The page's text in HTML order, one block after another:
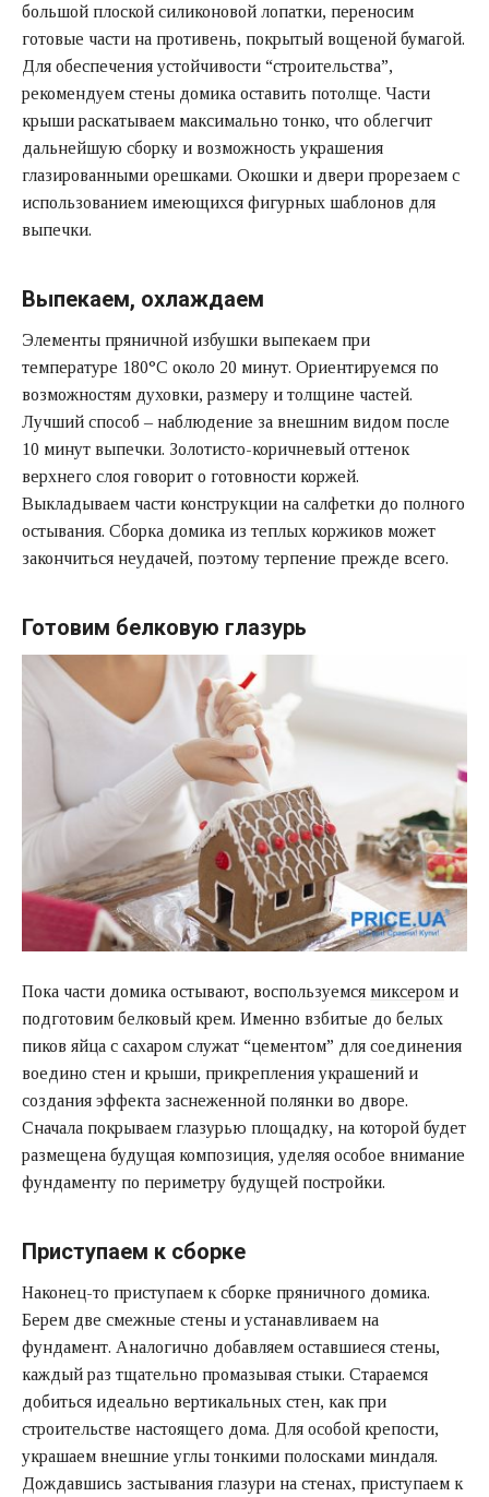
большой плоской силиконовой лопатки, переносим
готовые части на противень, покрытый вощеной бумагой.
Для обеспечения устойчивости “строительства”,
рекомендуем стены домика оставить потолще. Части
крыши раскатываем максимально тонко, что облегчит
дальнейшую сборку и возможность украшения
глазированными орешками. Окошки и двери прорезаем с
использованием имеющихся фигурных шаблонов для
выпечки.
Выпекаем, охлаждаем
Элементы пряничной избушки выпекаем при
температуре 180°С около 20 минут. Ориентируемся по
возможностям духовки, размеру и толщине частей.
Лучший способ – наблюдение за внешним видом после
10 минут выпечки. Золотисто-коричневый оттенок
верхнего слоя говорит о готовности коржей.
Выкладываем части конструкции на салфетки до полного
остывания. Сборка домика из теплых коржиков может
закончиться неудачей, поэтому терпение прежде всего.
Готовим белковую глазурь
Пока части домика остывают, воспользуемся миксером и
подготовим белковый крем. Именно взбитые до белых
пиков яйца с сахаром служат “цементом” для соединения
воедино стен и крыши, прикрепления украшений и
создания эффекта заснеженной полянки во дворе.
Сначала покрываем глазурью площадку, на которой будет
размещена будущая композиция, уделяя особое внимание
фундаменту по периметру будущей постройки.
Приступаем к сборке
Наконец-то приступаем к сборке пряничного домика.
Берем две смежные стены и устанавливаем на
фундамент. Аналогично добавляем оставшиеся стены,
каждый раз тщательно промазывая стыки. Стараемся
добиться идеально вертикальных стен, как при
строительстве настоящего дома. Для особой крепости,
украшаем внешние углы тонкими полосками миндаля.
Дождавшись застывания глазури на стенах, приступаем к